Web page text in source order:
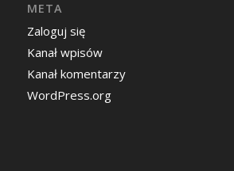
META
Zaloguj się
Kanał wpisów
Kanał komentarzy
WordPress.org